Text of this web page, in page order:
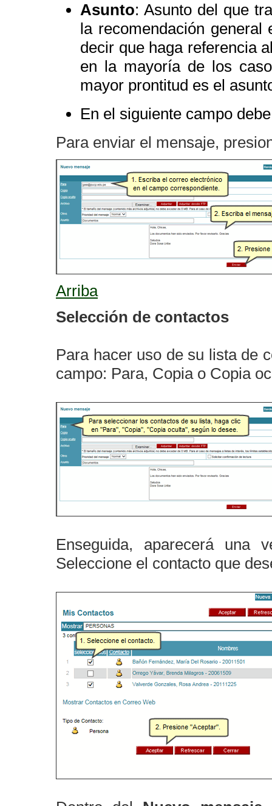
Asunto: Asunto del que
la recomendación
decir que haga referencia
en la mayoría de los
mayor prontitud es el
En el siguiente campo
Para enviar el mensaje,
Arriba
Selección de contactos
Para hacer uso de su lista de
campo: Para, Copia o Copia
Enseguida, aparecerá una
Seleccione el contacto que